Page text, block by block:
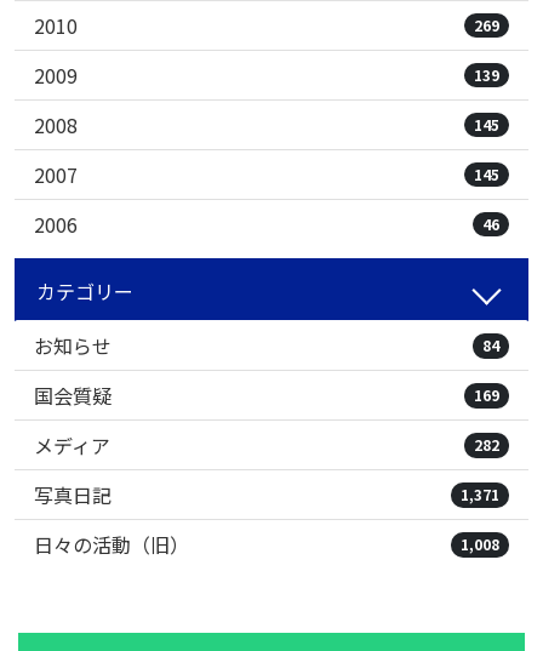
2010 269
2009 139
2008 145
2007 145
2006 46
カテゴリー
お知らせ
84
国会質疑 169
メディア 282
写真日記 1,371
日々の活動（旧） 1,008